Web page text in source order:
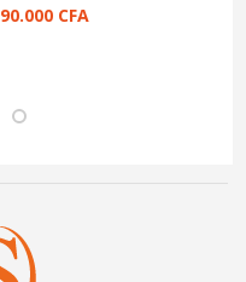
90.000 CFA